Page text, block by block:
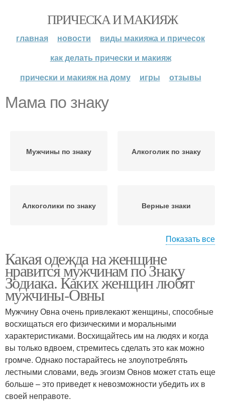
ПРИЧЕСКА И МАКИЯЖ
главная новости
виды макияжа и причесок
как делать прически и макияж
прически и макияж на дому
игры отзывы
Мама по знаку
Мужчины по знаку Алкоголик по знаку
Алкоголики по знаку Верные знаки
Жертва по знаку Женские знаки
Показать все
Какая одежда на женщине
нравится мужчинам по Знаку
Зодиака. Каких женщин любят
мужчины-Овны
Мужчину Овна очень привлекают женщины, способные
восхищаться его физическими и моральными
характеристиками. Восхищайтесь им на людях и когда
вы только вдвоем, стремитесь сделать это как можно
громче. Однако постарайтесь не злоупотреблять
лестными словами, ведь эгоизм Овнов может стать еще
больше – это приведет к невозможности убедить их в
своей неправоте.